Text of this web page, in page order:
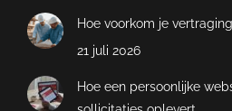
Hoe voorkom je
21 juli 2026
Hoe een persoonlijke